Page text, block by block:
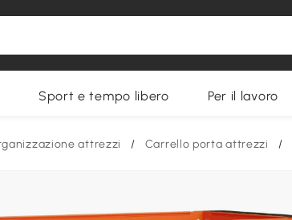
Sport e tempo libero Per il lavoro
attrezzi / Carrello porta attrezzi /